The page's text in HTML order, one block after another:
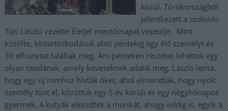
közül. Törökországból
jelentkezett a szolnoki
Turi László vezette Életjel mentőcsapat vezetője. Mint
közölte, kintartózkodásuk alatt péntekig egy élő személyt és
30 elhunytat találtak meg. Ám pénteken részesei lehettek egy
olyan csodának, amely keveseknek adatik meg. László leírta,
hogy egy új romhoz hívták őket, ahol elmondták, hogy nyolc
személy tűnt el, közöttük egy 5 év körüli és egy négyhónapos
gyermek. A kutyák elkezdték a munkát, ahogy eddig is, egyik a